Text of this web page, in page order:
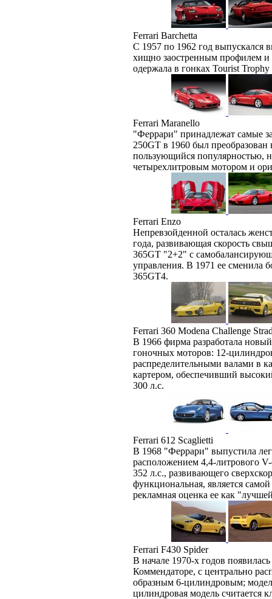
Ferrari Barchetta
С 1957 по 1962 год выпускался
хищно заостренным профилем
одержала в гонках Tourist Trophy
Ferrari Maranello
"Феррари" принадлежат самые
250GT в 1960 был
пользующийся популярностью,
четырехлитровым мотором и
Ferrari Enzo
Непревзойденной осталась
года, развивающая скорость
365GT "2+2" с
управления. В 1971 ее сменила
365GT4.
Ferrari 360 Modena Challenge
В 1966 фирма разработала
гоночных моторов: 12-
распределительными валами в
картером, обеспечивший
300 л.с.
Ferrari 612 Scaglietti
В 1968 "Феррари" выпустила
расположением 4,4-литрового
352 л.с., развивающего
функциональная, является
рекламная оценка ее как
Ferrari F430 Spider
В начале 1970-х годов
Коммендаторе, с центрально
образным 6-цилиндровым;
цилиндровая модель считается